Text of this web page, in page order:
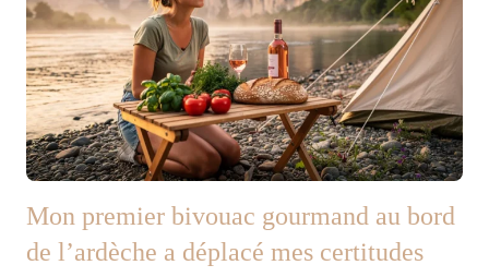
Mon premier bivouac gourmand au bord
de l’ardèche a déplacé mes certitudes